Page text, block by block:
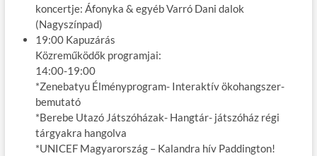
koncertje: Áfonyka & egyéb Varró Dani dalok
(Nagyszínpad)
19:00 Kapuzárás
Közreműködők programjai:
14:00-19:00
*Zenebatyu Élményprogram- Interaktív ökohangszer-
bemutató
*Berebe Utazó Játszóházak- Hangtár- játszóház régi
tárgyakra hangolva
*UNICEF Magyarország – Kalandra hív Paddington!